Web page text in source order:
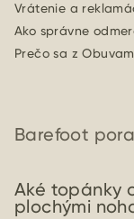
Vrátenie a
Ako správne
Prečo sa z
Barefoot
Aké topánky
plochými